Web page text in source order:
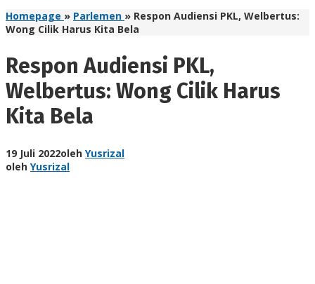
Homepage » Parlemen » Respon Audiensi PKL, Welbertus:
Wong Cilik Harus Kita Bela
Respon Audiensi PKL,
Welbertus: Wong Cilik Harus
Kita Bela
19 Juli 2022oleh Yusrizal
oleh Yusrizal